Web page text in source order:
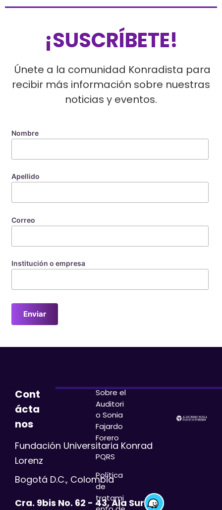
¡SUSCRÍBETE!
Únete a la comunidad Konradista para
recibir más información sobre nuestras
noticias y eventos.
Nombre
Apellido
Correo
Institución o empresa
Cont
ácta
nos
Fundación Universitaria Konrad
Lorenz
Bogotá D.C., Colombia
Cra. 9bis No. 62 - 43, Ala Sur
Sobre el
Auditori
oSonia
Fajardo
Forero
PQRS
Política
de
tratami